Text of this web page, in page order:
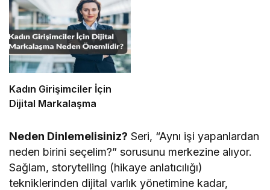
Kadın Girişimciler İçin
Dijital Markalaşma
Neden Dinlemelisiniz? Seri, “Aynı işi yapanlardan
neden birini seçelim?” sorusunu merkezine alıyor.
Sağlam, storytelling (hikaye anlatıcılığı)
tekniklerinden dijital varlık yönetimine kadar,